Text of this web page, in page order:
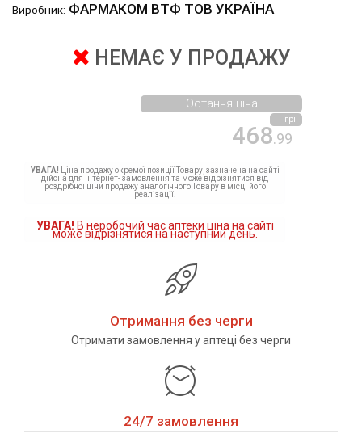
Виробник: ФАРМАКОМ ВТФ ТОВ УКРАЇНА
НЕМАЄ У ПРОДАЖУ
468.99
грн
Остання ціна
УВАГА! Ціна продажу окремої позиції Товару, зазначена на сайті
дійсна для інтернет- замовлення та може відрізнятися від
роздрібної ціни продажу аналогічного Товару в місці його
реалізації.
УВАГА! В неробочий час аптеки ціна на сайті
може відрізнятися на наступний день.
Отримання без черги
Отримати замовлення у аптеці без черги
24/7 замовлення